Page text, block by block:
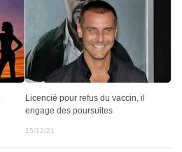
Licencié pour refus du vaccin, il
engage des poursuites
15/12/21